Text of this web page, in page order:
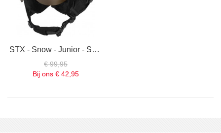
STX - Snow - Junior - Skihelm - Met vizier - Zwart
€ 99,95
Bij ons € 42,95